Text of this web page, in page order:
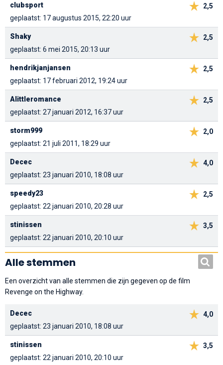
2,5
clubsport
geplaatst: 17 augustus 2015, 22:20 uur
2,5
Shaky
geplaatst: 6 mei 2015, 20:13 uur
2,5
hendrikjanjansen
geplaatst: 17 februari 2012, 19:24 uur
2,5
Alittleromance
geplaatst: 27 januari 2012, 16:37 uur
2,0
storm999
geplaatst: 21 juli 2011, 18:29 uur
4,0
Decec
geplaatst: 23 januari 2010, 18:08 uur
2,5
speedy23
geplaatst: 22 januari 2010, 20:28 uur
3,5
stinissen
geplaatst: 22 januari 2010, 20:10 uur
Alle stemmen
Een overzicht van alle stemmen die zijn gegeven op de film
Revenge on the Highway.
4,0
Decec
geplaatst: 23 januari 2010, 18:08 uur
3,5
stinissen
geplaatst: 22 januari 2010, 20:10 uur